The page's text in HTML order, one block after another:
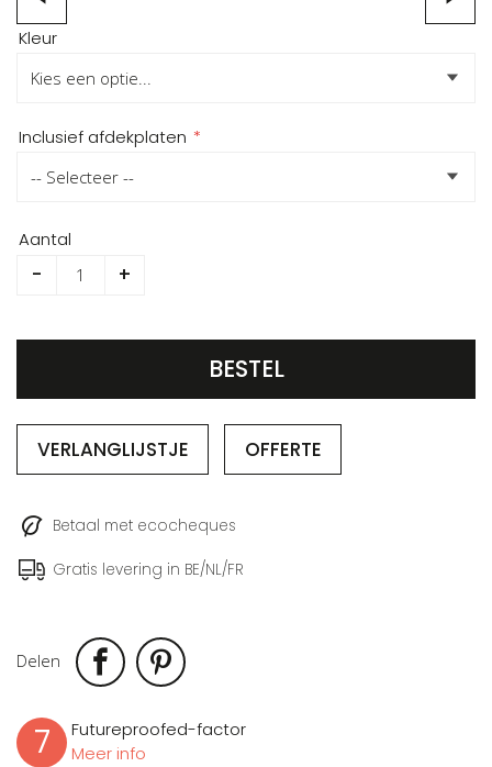
Ga
het
van
afbeeldingen-
Kleur
Inclusief afdekplaten
Aantal
- +
BESTEL
VERLANGLIJSTJE OFFERTE
Betaal met ecocheques
Gratis levering in BE/NL/FR
Delen
7
Futureproofed-factor
Meer info